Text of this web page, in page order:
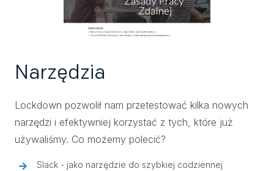
Narzędzia
Lockdown pozwolił nam przetestować kilka nowych
narzędzi i efektywniej korzystać z tych, które już
używaliśmy. Co możemy polecić?
Slack - jako narzędzie do szybkiej codziennej